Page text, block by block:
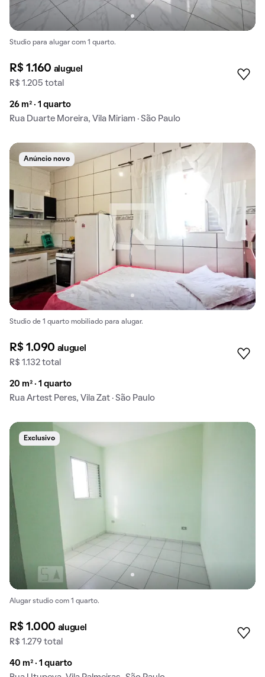
Studio para alugar com 1 quarto.
R$ 1.160 aluguel
R$ 1.205 total
26 m² · 1 quarto
Rua Duarte Moreira, Vila Miriam · São Paulo
Anúncio novo
Studio de 1 quarto mobiliado para alugar.
R$ 1.090 aluguel
R$ 1.132 total
20 m² · 1 quarto
Rua Artest Peres, Vila Zat · São Paulo
Exclusivo
Alugar studio com 1 quarto.
R$ 1.000 aluguel
R$ 1.279 total
40 m² · 1 quarto